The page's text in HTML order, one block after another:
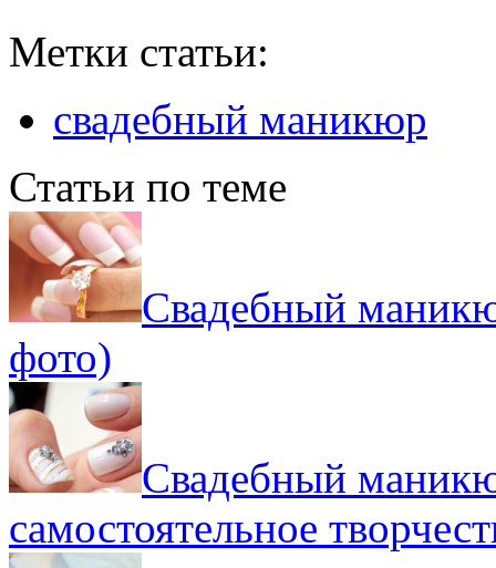
Метки статьи:
свадебный маникюр
Статьи по теме
Свадебный
фото)
Свадебный
самостоятельное